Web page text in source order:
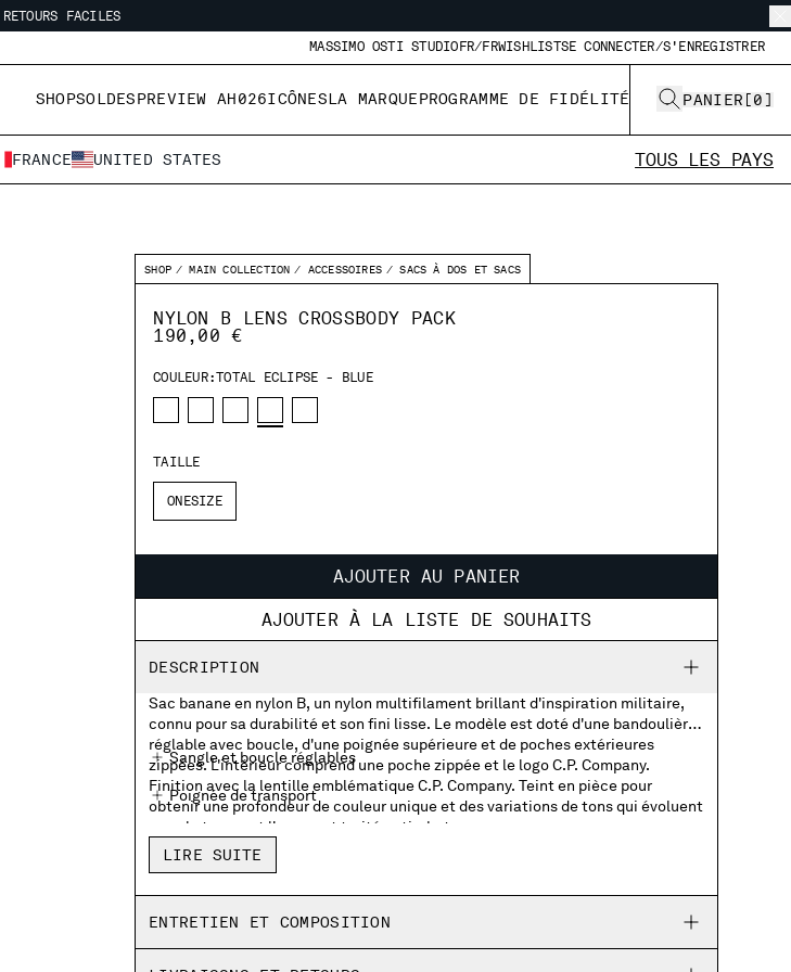
RETOURS FACILES
RETOURS FACILES
MASSIMO OSTI STUDIO FR/FRWISHLISTSE CONNECTER/S'ENREGISTRER
SHOPSOLDESPREVIEW AH026ICÔNESLA MARQUEPROGRAMME DE FIDÉLITÉ PANIER [0]
FRANCE UNITED STATES TOUS LES PAYS
SHOP MAIN COLLECTION ACCESSOIRES SACS À DOS ET SACS
NYLON B LENS CROSSBODY PACK
190,00 €
COULEUR:TOTAL ECLIPSE - BLUE
TAILLE
ONESIZE
AJOUTER AU PANIER
AJOUTER À LA LISTE DE SOUHAITS
DESCRIPTION
Sac banane en nylon B, un nylon multifilament brillant d'inspiration militaire,
connu pour sa durabilité et son fini lisse. Le modèle est doté d'une bandoulière
réglable avec boucle, d'une poignée supérieure et de poches extérieures
zippées. L'intérieur comprend une poche zippée et le logo C.P. Company.
Finition avec la lentille emblématique C.P. Company. Teint en pièce pour
obtenir une profondeur de couleur unique et des variations de tons qui évoluent
avec le temps et l'usure, et traité anti-chute.
Sangle et boucle réglables
Poignée de transport
Poches extérieures zippées
Détail lentille
Teint en pièce
LIRE SUITE
ENTRETIEN ET COMPOSITION